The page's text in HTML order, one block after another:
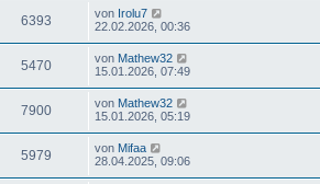
6393 von Irolu7
22.02.2026, 00:36
5470 von Mathew32
15.01.2026, 07:49
7900 von Mathew32
15.01.2026, 05:19
5979 von Mifaa
28.04.2025, 09:06